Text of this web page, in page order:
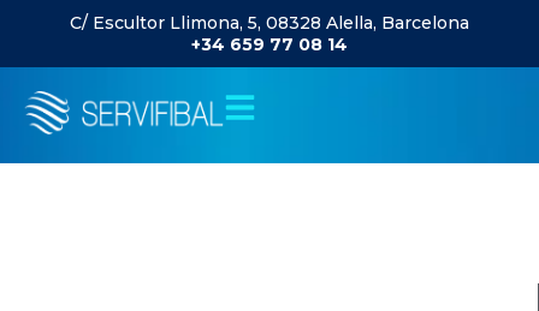
C/ Escultor Llimona, 5, 08328 Alella, Barcelona
+34 659 77 08 14